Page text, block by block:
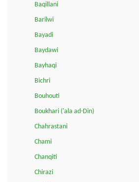
Baqillani
Barilwi
Bayadi
Baydawi
Bayhaqi
Bichri
Bouhouti
Boukhari ('ala ad-Din)
Chahrastani
Chami
Chanqiti
Chirazi